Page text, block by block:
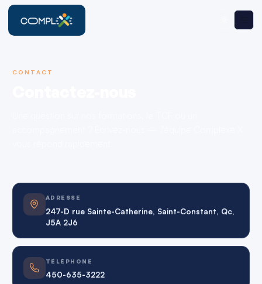
CONTACT
ADRESSE
247-D rue Sainte-Catherine, Saint-Constant, Qc,
J5A 2J6
TÉLÉPHONE
450-635-3222